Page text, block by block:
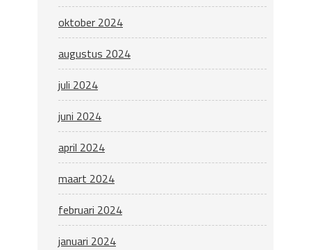
oktober 2024
augustus 2024
juli 2024
juni 2024
april 2024
maart 2024
februari 2024
januari 2024